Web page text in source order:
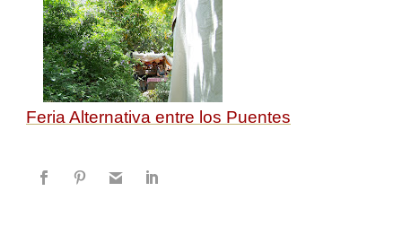
Feria Alternativa entre los Puentes